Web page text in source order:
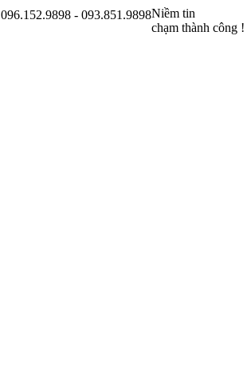
Niềm tin
chạm thành công !
096.152.9898 - 093.851.9898